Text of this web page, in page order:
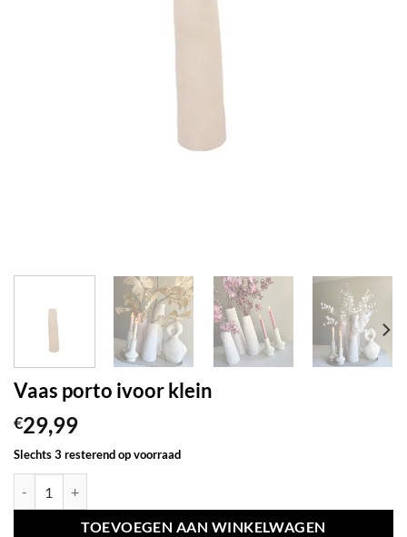
Vaas porto ivoor klein
€29,99
Slechts 3 resterend op voorraad
TOEVOEGEN AAN WINKELWAGEN